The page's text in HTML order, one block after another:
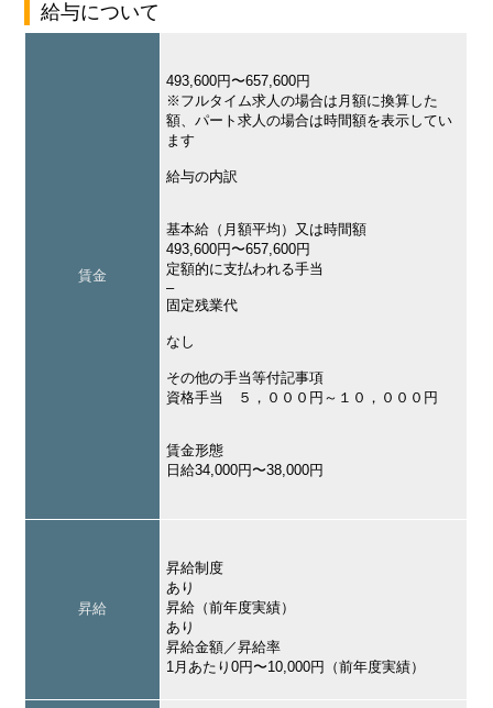
給与について
賃金
493,600円〜657,600円
※フルタイム求人の場合は月額に換算した
額、パート求人の場合は時間額を表示してい
ます
給与の内訳
基本給（月額平均）又は時間額
493,600円〜657,600円
定額的に支払われる手当
–
固定残業代
なし
その他の手当等付記事項
資格手当 ５，０００円～１０，０００円
賃金形態
日給34,000円〜38,000円
昇給
昇給制度
あり
昇給（前年度実績）
あり
昇給金額／昇給率
1月あたり0円〜10,000円（前年度実績）